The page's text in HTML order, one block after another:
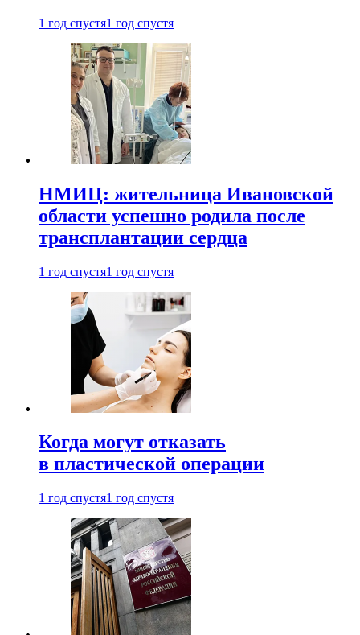
1 год спустя1 год спустя
НМИЦ: жительница Ивановской
области успешно родила после
трансплантации сердца
1 год спустя1 год спустя
Когда могут отказать
в пластической операции
1 год спустя1 год спустя